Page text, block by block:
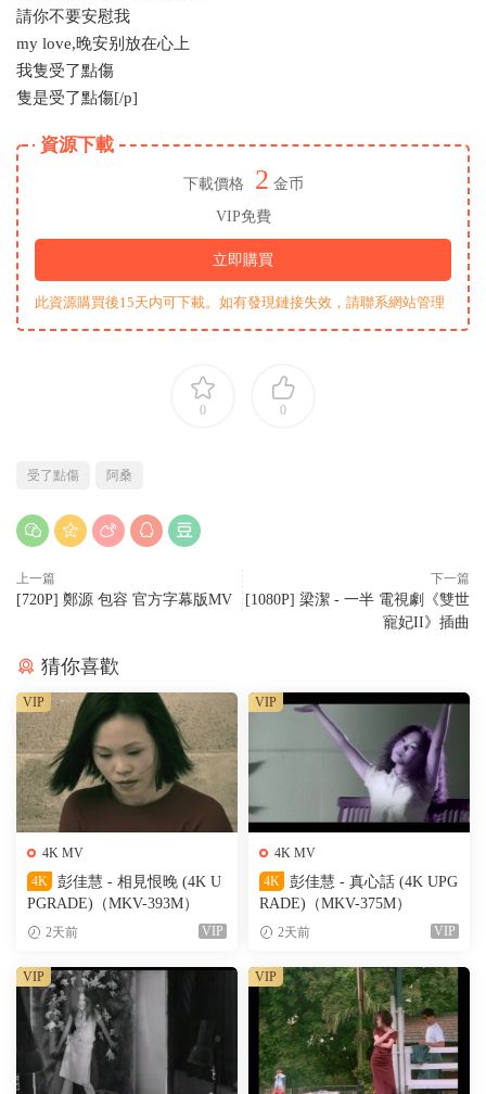
請你不要安慰我
my love,晚安别放在心上
我隻受了點傷
隻是受了點傷[/p]
資源下載
下載價格 2 金币
VIP免費
立即購買
此資源購買後15天内可下載。如有發現鏈接失效，請聯系網站管理
0 0
受了點傷 阿桑
上一篇
[720P] 鄭源 包容 官方字幕版MV
下一篇
[1080P] 梁潔 - 一半 電視劇《雙世
寵妃II》插曲
猜你喜歡
4K MV
4K
彭佳慧 - 相見恨晚 (4K U
PGRADE)（MKV-393M）
2天前 VIP
VIP
4K MV
4K
彭佳慧 - 真心話 (4K UPG
RADE)（MKV-375M）
2天前 VIP
VIP
VIP VIP